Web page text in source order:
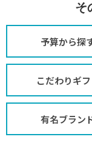
そ
予算から探
こだわりギ
有名ブラン